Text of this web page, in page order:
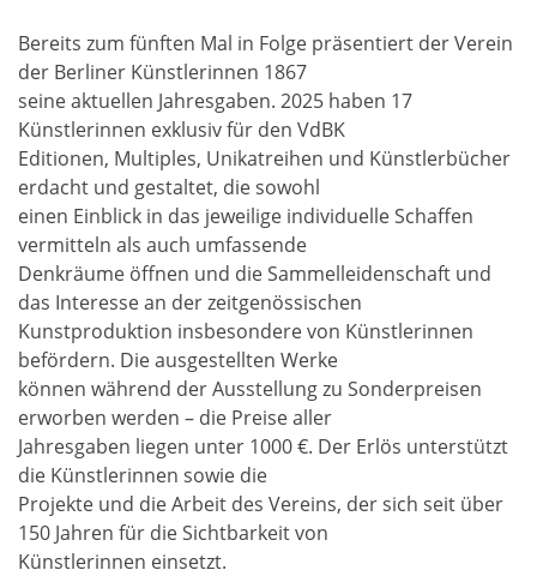
Bereits zum fünften Mal in Folge präsentiert der Verein
der Berliner Künstlerinnen 1867
seine aktuellen Jahresgaben. 2025 haben 17
Künstlerinnen exklusiv für den VdBK
Editionen, Multiples, Unikatreihen und Künstlerbücher
erdacht und gestaltet, die sowohl
einen Einblick in das jeweilige individuelle Schaffen
vermitteln als auch umfassende
Denkräume öffnen und die Sammelleidenschaft und
das Interesse an der zeitgenössischen
Kunstproduktion insbesondere von Künstlerinnen
befördern. Die ausgestellten Werke
können während der Ausstellung zu Sonderpreisen
erworben werden – die Preise aller
Jahresgaben liegen unter 1000 €. Der Erlös unterstützt
die Künstlerinnen sowie die
Projekte und die Arbeit des Vereins, der sich seit über
150 Jahren für die Sichtbarkeit von
Künstlerinnen einsetzt.